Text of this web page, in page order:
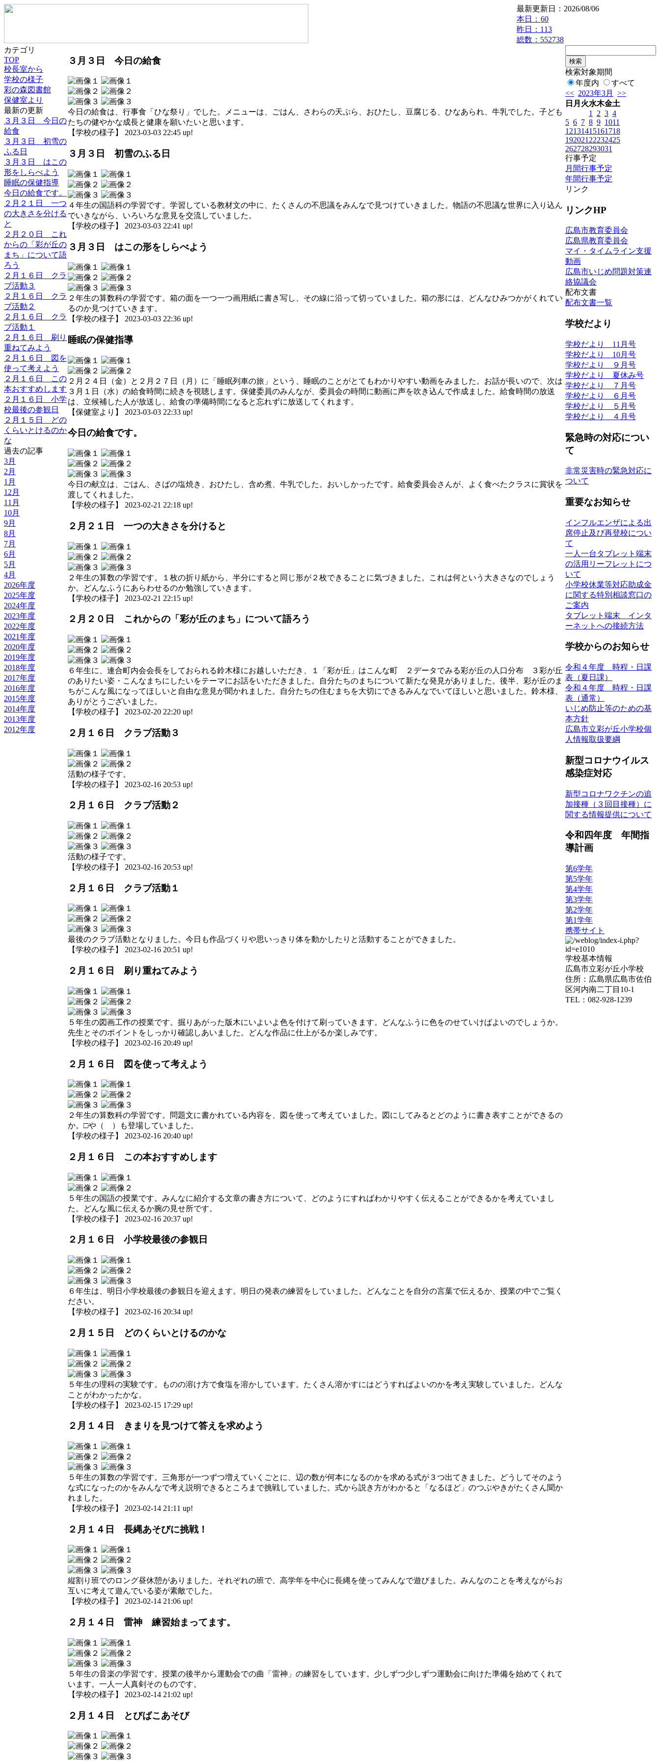
最新更新日：2026/08/06
本日： 60
昨日：113
総数：552738
カテゴリ
TOP
校長室から
学校の様子
彩の森図書館
保健室より
最新の更新
３月３日 今日の
給食
３月３日 初雪の
ふる日
３月３日 はこの
形をしらべよう
睡眠の保健指導
今日の給食です。
２月２１日 一つ
の大きさを分ける
と
２月２０日 これ
からの「彩が丘の
まち」について語
ろう
２月１６日 クラ
ブ活動３
２月１６日 クラ
ブ活動２
２月１６日 クラ
ブ活動１
２月１６日 刷り
重ねてみよう
２月１６日 図を
使って考えよう
２月１６日 この
本おすすめします
２月１６日 小学
校最後の参観日
２月１５日 どの
くらいとけるのか
な
過去の記事
3月
2月
1月
12月
11月
10月
9月
8月
7月
6月
5月
4月
2026年度
2025年度
2024年度
2023年度
2022年度
2021年度
2020年度
2019年度
2018年度
2017年度
2016年度
2015年度
2014年度
2013年度
2012年度
３月３日 今日の給食
今日の給食は、行事食「ひな祭り」でした。メニューは、ごはん、さわらの天ぷら、おひたし、豆腐じる、ひなあられ、牛乳でした。子ども
たちの健やかな成長と健康を願いたいと思います。
【学校の様子】 2023-03-03 22:45 up!
３月３日 初雪のふる日
４年生の国語科の学習です。学習している教材文の中に、たくさんの不思議をみんなで見つけていきました。物語の不思議な世界に入り込ん
でいきながら、いろいろな意見を交流していました。
【学校の様子】 2023-03-03 22:41 up!
３月３日 はこの形をしらべよう
２年生の算数科の学習です。箱の面を一つ一つ画用紙に書き写し、その線に沿って切っていました。箱の形には、どんなひみつかがくれてい
るのか見つけていきます。
【学校の様子】 2023-03-03 22:36 up!
睡眠の保健指導
２月２４日（金）と２月２７日（月）に「睡眠列車の旅」という、睡眠のことがとてもわかりやすい動画をみました。お話が長いので、次は
３月１日（水）の給食時間に続きを視聴します。保健委員のみんなが、委員会の時間に動画に声を吹き込んで作成ました。給食時間の放送
は、立候補した人が放送し、給食の準備時間になると忘れずに放送してくれます。
【保健室より】 2023-03-03 22:33 up!
今日の給食です。
今日の献立は、ごはん、さばの塩焼き、おひたし、含め煮、牛乳でした。おいしかったです。給食委員会さんが、よく食べたクラスに賞状を
渡してくれました。
【学校の様子】 2023-02-21 22:18 up!
２月２１日 一つの大きさを分けると
２年生の算数の学習です。１枚の折り紙から、半分にすると同じ形が２枚できることに気づきました。これは何という大きさなのでしょう
か。どんなふうにあらわせるのか勉強していきます。
【学校の様子】 2023-02-21 22:15 up!
２月２０日 これからの「彩が丘のまち」について語ろう
６年生に、連合町内会会長をしておられる鈴木様にお越しいただき、１「彩が丘」はこんな町 ２データでみる彩が丘の人口分布 ３彩が丘
のありたい姿・こんなまちにしたいをテーマにお話をいただきました。自分たちのまちについて新たな発見がありました。後半、彩が丘のま
ちがこんな風になってほしいと自由な意見が聞かれました。自分たちの住むまちを大切にできるみんなでいてほしいと思いました。鈴木様、
ありがとうございました。
【学校の様子】 2023-02-20 22:20 up!
２月１６日 クラブ活動３
活動の様子です。
【学校の様子】 2023-02-16 20:53 up!
２月１６日 クラブ活動２
活動の様子です。
【学校の様子】 2023-02-16 20:53 up!
２月１６日 クラブ活動１
最後のクラブ活動となりました。今日も作品づくりや思いっきり体を動かしたりと活動することができました。
【学校の様子】 2023-02-16 20:51 up!
２月１６日 刷り重ねてみよう
５年生の図画工作の授業です。掘りあがった版木にいよいよ色を付けて刷っていきます。どんなふうに色をのせていけばよいのでしょうか。
先生とそのポイントをしっかり確認しあいました。どんな作品に仕上がるか楽しみです。
【学校の様子】 2023-02-16 20:49 up!
２月１６日 図を使って考えよう
２年生の算数科の学習です。問題文に書かれている内容を、図を使って考えていました。図にしてみるとどのように書き表すことができるの
か。□や（ ）も登場していました。
【学校の様子】 2023-02-16 20:40 up!
２月１６日 この本おすすめします
５年生の国語の授業です。みんなに紹介する文章の書き方について、どのようにすればわかりやすく伝えることができるかを考えていまし
た。どんな風に伝えるか腕の見せ所です。
【学校の様子】 2023-02-16 20:37 up!
２月１６日 小学校最後の参観日
６年生は、明日小学校最後の参観日を迎えます。明日の発表の練習をしていました。どんなことを自分の言葉で伝えるか、授業の中でご覧く
ださい。
【学校の様子】 2023-02-16 20:34 up!
２月１５日 どのくらいとけるのかな
５年生の理科の実験です。ものの溶け方で食塩を溶かしています。たくさん溶かすにはどうすればよいのかを考え実験していました。どんな
ことがわかったかな。
【学校の様子】 2023-02-15 17:29 up!
２月１４日 きまりを見つけて答えを求めよう
５年生の算数の学習です。三角形が一つずつ増えていくごとに、辺の数が何本になるのかを求める式が３つ出てきました。どうしてそのよう
な式になったのかをみんなで考え説明できるところまで挑戦していました。式から説き方がわかると「なるほど」のつぶやきがたくさん聞か
れました。
【学校の様子】 2023-02-14 21:11 up!
２月１４日 長縄あそびに挑戦！
縦割り班でのロング昼休憩がありました。それぞれの班で、高学年を中心に長縄を使ってみんなで遊びました。みんなのことを考えながらお
互いに考えて遊んでいる姿が素敵でした。
【学校の様子】 2023-02-14 21:06 up!
２月１４日 雷神 練習始まってます。
５年生の音楽の学習です。授業の後半から運動会での曲「雷神」の練習をしています。少しずつ少しずつ運動会に向けた準備を始めてくれて
います。一人一人真剣そのものです。
【学校の様子】 2023-02-14 21:02 up!
２月１４日 とびばこあそび
検索対象期間
年度内
すべて
<< 2023年3月
>>
日 月 火水木金土
1
2 3 4
5 6 7 8 9 1011
12131415161718
192021 22232425
262728293031
行事予定
月間行事予定
年間行事予定
リンク
リンクHP
広島市教育委員会
広島県教育委員会
マイ・タイムライン支援
動画
広島市いじめ問題対策連
絡協議会
配布文書
配布文書一覧
学校だより
学校だより 11月号
学校だより 10月号
学校だより ９月号
学校だより 夏休み号
学校だより ７月号
学校だより ６月号
学校だより ５月号
学校だより ４月号
緊急時の対応につい
て
非常災害時の緊急対応に
ついて
重要なお知らせ
インフルエンザによる出
席停止及び再登校につい
て
一人一台タブレット端末
の活用リーフレットにつ
いて
小学校休業等対応助成金
に関する特別相談窓口の
ご案内
タブレット端末 インタ
ーネットへの接続方法
学校からのお知らせ
令和４年度 時程・日課
表（夏日課）
令和４年度 時程・日課
表（通常）
いじめ防止等のための基
本方針
広島市立彩が丘小学校個
人情報取扱要綱
新型コロナウイルス
感染症対応
新型コロナワクチンの追
加接種（３回目接種）に
関する情報提供について
令和四年度 年間指
導計画
第6学年
第5学年
第4学年
第3学年
第2学年
第1学年
携帯サイト
学校基本情報
広島市立彩が丘小学校
住所：広島県広島市佐伯
区河内南二丁目10-1
TEL：082-928-1239